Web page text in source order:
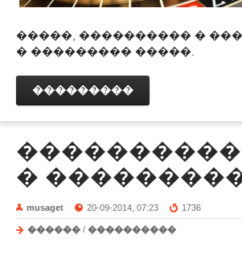
�����, ���������� �
� ��������� �����.
���������
�
musaget 20-09-2014, 07:23 1736
������ / ����������